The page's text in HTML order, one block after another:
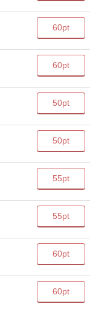
60pt
60pt
50pt
50pt
55pt
55pt
60pt
60pt